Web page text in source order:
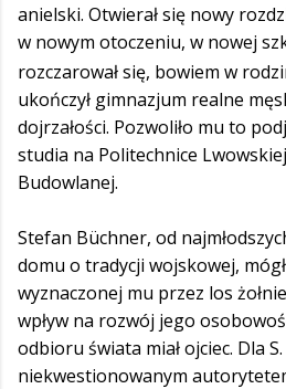
anielski. Otwierał się nowy
w nowym otoczeniu, w nowej
rozczarował się, bowiem w
ukończył gimnazjum realne
dojrzałości. Pozwoliło mu to
studia na Politechnice
Budowlanej.
Stefan Büchner, od
domu o tradycji wojskowej,
wyznaczonej mu przez los
wpływ na rozwój jego
odbioru świata miał ojciec. Dla
niekwestionowanym